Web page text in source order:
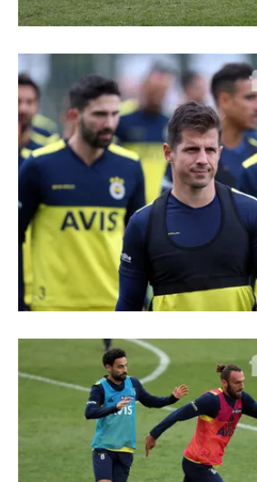
toplumu hizmetlerinin sunulması
kullanılmaktadır. Diğer çerezler,
kılınması ve kişiselleştirilmesi ve
reklam/pazarlama faaliyetlerinin
sınırlı olarak açık rızanız dahilinde
Çerezlere ilişkin tercihlerinizi
vasıtasıyla belirleyebilirsiniz.
için Ayarlar butonuna tıklayabilir,
Metnimiziziyaret edebilirsiniz.
6698 sayılı Kişisel Verilerin
hazırlanmış Aydınlatma Metnimizi
ilgili mevzuata uygun olarak
almak için lütfentıklayınız.